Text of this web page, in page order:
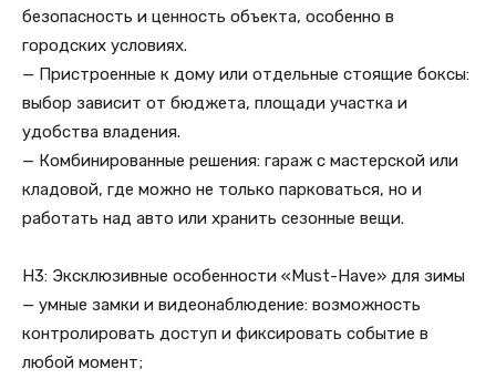
безопасность и ценность объекта, особенно в
городских условиях.
— Пристроенные к дому или отдельные стоящие боксы:
выбор зависит от бюджета, площади участка и
удобства владения.
— Комбинированные решения: гараж с мастерской или
кладовой, где можно не только парковаться, но и
работать над авто или хранить сезонные вещи.
H3: Эксклюзивные особенности «Must-Have» для зимы
— умные замки и видеонаблюдение: возможность
контролировать доступ и фиксировать событие в
любой момент;